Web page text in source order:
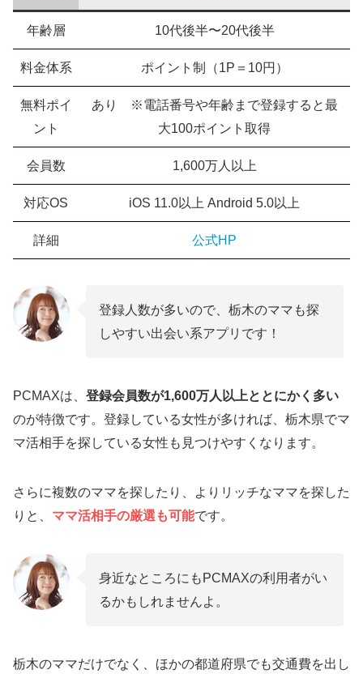
年齢層 10代後半〜20代後半
料金体系 ポイント制（1P＝10円）
無料ポイ
ント
あり ※電話番号や年齢まで登録すると最
大100ポイント取得
会員数 1,600万人以上
対応OS iOS 11.0以上 Android 5.0以上
詳細 公式HP
登録人数が多いので、栃木のママも探
しやすい出会い系アプリです！
PCMAXは、 登録会員数が1,600万人以上ととにかく多い
のが特徴です。登録している女性が多ければ、栃木県でマ
マ活相手を探している女性も見つけやすくなります。
さらに複数のママを探したり、よりリッチなママを探した
りと、 ママ活相手の厳選も可能です。
身近なところにもPCMAXの利用者がい
るかもしれませんよ。
栃木のママだけでなく、ほかの都道府県でも交通費を出し